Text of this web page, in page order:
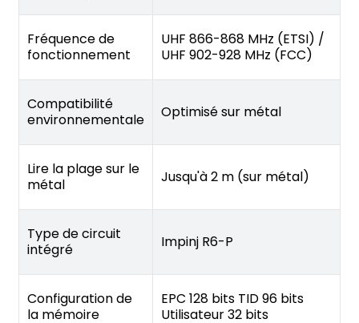
Fréquence de
fonctionnement
UHF 866-868 MHz (ETSI) /
UHF 902-928 MHz (FCC)
Compatibilité
environnementale
Optimisé sur métal
Lire la plage sur le
métal
Jusqu'à 2 m (sur métal)
Type de circuit
intégré
Impinj R6-P
Configuration de
la mémoire
EPC 128 bits TID 96 bits
Utilisateur 32 bits